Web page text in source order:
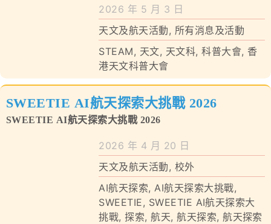
2026 年 5 月 3 日
天文及航天活動, 所有消息及活動
STEAM, 天文, 天文科,科普大會, 香
港天文科普大會
SWEETIE AI航天探索大挑戰 2026
SWEETIE AI航天探索大挑戰 2026
2026 年 4 月 20 日
天文及航天活動, 校外
AI航天探索, AI航天探索大挑戰,
SWEETIE, SWEETIE AI航天探索大
挑戰, 探索,航天,航天探索,航天探索